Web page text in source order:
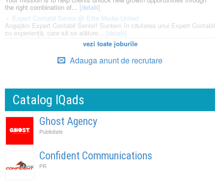
the right combination of... [detalii]
Expert Contabil Senior @ Elite Media United
Angajăm Expert Contabil Senior! Suntem în căutarea unui Expert Contabil
cu experiență, care să se alăture... [detalii]
vezi toate joburile
Adauga anunt de recrutare
Catalog IQads
Ghost Agency
Publicitate
Confident Communications
PR